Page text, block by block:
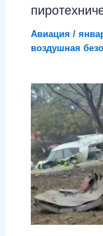
Авиация /
воздушная